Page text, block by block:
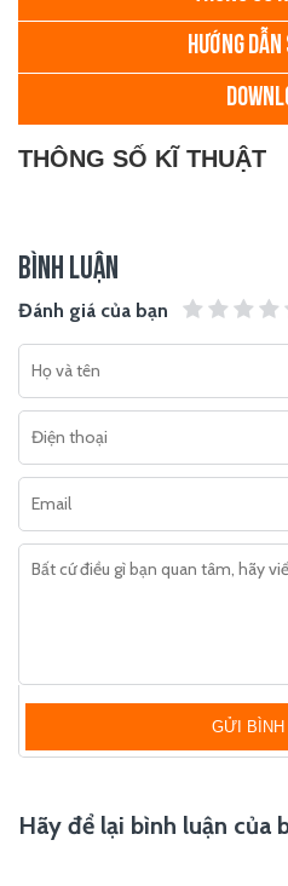
HƯỚNG DẪN
THÔNG SỐ KĨ THUẬT
BÌNH LUẬN
Đánh giá của bạn
GỬI BÌNH
Hãy để lại bình luận của